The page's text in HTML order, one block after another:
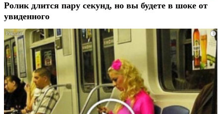
Ролик длится пару секунд, но вы будете в шоке от
увиденного
i